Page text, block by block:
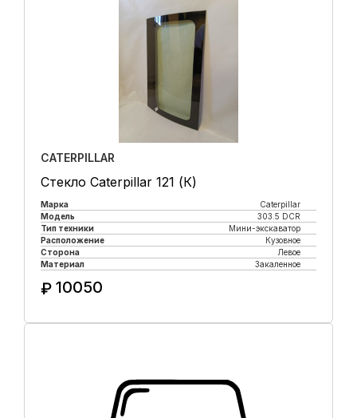
CATERPILLAR
Стекло Caterpillar 121 (К)
Марка
Caterpillar
Модель
303.5 DCR
Тип техники
Мини-экскаватор
Расположение
Кузовное
Сторона
Левое
Материал
Закаленное
₽ 10050